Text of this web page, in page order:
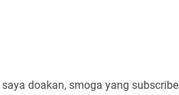
doakan, smoga yang subscribe